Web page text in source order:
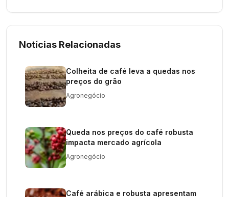
Notícias Relacionadas
Colheita de café leva a quedas nos
preços do grão
Agronegócio
Queda nos preços do café robusta
impacta mercado agrícola
Agronegócio
Café arábica e robusta apresentam